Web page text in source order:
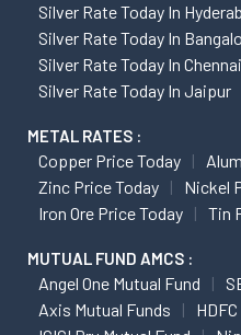
Silver Rate Today In
Silver Rate Today In
Silver Rate Today In Chennai
Silver Rate Today In Jaipur
METAL RATES :
Copper Price Today
Zinc Price Today
Nickel
Iron Ore Price Today
Tin
MUTUAL FUND AMCS :
Angel One Mutual Fund
Axis Mutual Funds